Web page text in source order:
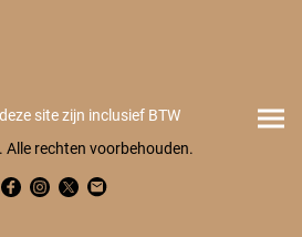
site zijn inclusief BTW
rechten voorbehouden.